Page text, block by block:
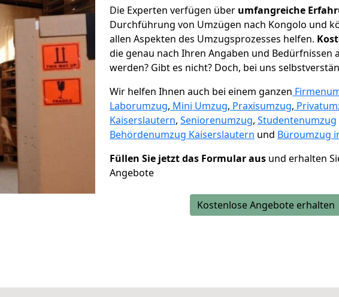
Die Experten verfügen über umfangreiche
Durchführung von Umzügen nach Kongolo und
allen Aspekten des Umzugsprozesses helfen. K
die genau nach Ihren Angaben und Bedürfnissen
werden? Gibt es nicht? Doch, bei uns
Wir helfen Ihnen auch bei einem ganzen
Laborumzug, Mini Umzug, Praxisumzug,
Kaiserslautern, Seniorenumzug, Studentenumzug
Behördenumzug Kaiserslautern und Büroumzug
Füllen Sie jetzt das Formular aus und erhalten
Angebote
Kostenlose Angebote erhalten